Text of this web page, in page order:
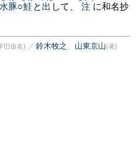
水豚○鮭 と 出 して、 注 に和名抄
旧仮名) ／ 鈴木牧之 、 山東京山(著)